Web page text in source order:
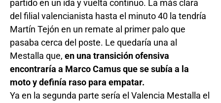
partido en un ida y vuelta continuo. La más clara
del filial valencianista hasta el minuto 40 la tendría
Martín Tejón en un remate al primer palo que
pasaba cerca del poste. Le quedaría una al
Mestalla que, en una transición ofensiva
encontraría a Marco Camus que se subía a la
moto y definía raso para empatar.
Ya en la segunda parte sería el Valencia Mestalla el